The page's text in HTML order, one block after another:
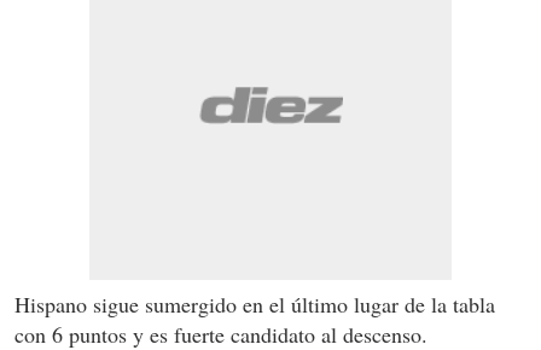
Hispano sigue sumergido en el último lugar de la tabla
con 6 puntos y es fuerte candidato al descenso.